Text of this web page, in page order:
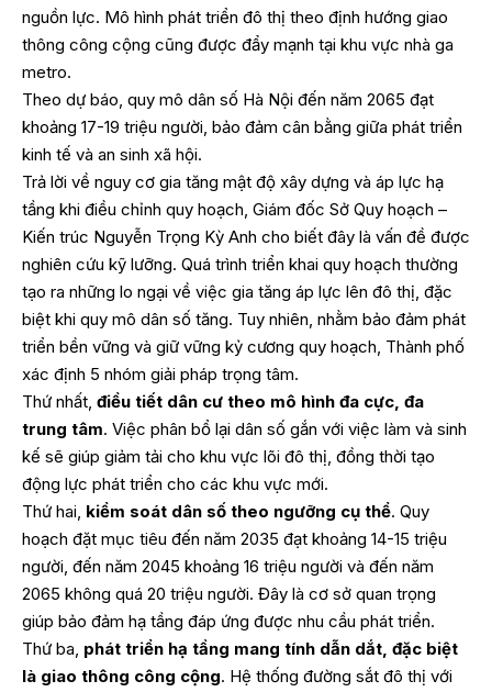
nguồn lực. Mô hình phát triển đô thị theo định hướng giao
thông công cộng cũng được đẩy mạnh tại khu vực nhà ga
metro.
Theo dự báo, quy mô dân số Hà Nội đến năm 2065 đạt
khoảng 17-19 triệu người, bảo đảm cân bằng giữa phát triển
kinh tế và an sinh xã hội.
Trả lời về nguy cơ gia tăng mật độ xây dựng và áp lực hạ
tầng khi điều chỉnh quy hoạch, Giám đốc Sở Quy hoạch –
Kiến trúc Nguyễn Trọng Kỳ Anh cho biết đây là vấn đề được
nghiên cứu kỹ lưỡng. Quá trình triển khai quy hoạch thường
tạo ra những lo ngại về việc gia tăng áp lực lên đô thị, đặc
biệt khi quy mô dân số tăng. Tuy nhiên, nhằm bảo đảm phát
triển bền vững và giữ vững kỷ cương quy hoạch, Thành phố
xác định 5 nhóm giải pháp trọng tâm.
Thứ nhất, điều tiết dân cư theo mô hình đa cực, đa
trung tâm. Việc phân bổ lại dân số gắn với việc làm và sinh
kế sẽ giúp giảm tải cho khu vực lõi đô thị, đồng thời tạo
động lực phát triển cho các khu vực mới.
Thứ hai, kiểm soát dân số theo ngưỡng cụ thể. Quy
hoạch đặt mục tiêu đến năm 2035 đạt khoảng 14-15 triệu
người, đến năm 2045 khoảng 16 triệu người và đến năm
2065 không quá 20 triệu người. Đây là cơ sở quan trọng
giúp bảo đảm hạ tầng đáp ứng được nhu cầu phát triển.
Thứ ba, phát triển hạ tầng mang tính dẫn dắt, đặc biệt
là giao thông công cộng. Hệ thống đường sắt đô thị với